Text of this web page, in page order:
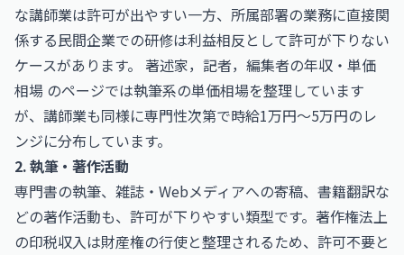
な講師業は許可が出やすい一方、所属部署の業務に直接関
係する民間企業での研修は利益相反として許可が下りない
ケースがあります。 著述家，記者，編集者の年収・単価
相場 のページでは執筆系の単価相場を整理しています
が、講師業も同様に専門性次第で時給1万円〜5万円のレ
ンジに分布しています。
2. 執筆・著作活動
専門書の執筆、雑誌・Webメディアへの寄稿、書籍翻訳な
どの著作活動も、許可が下りやすい類型です。著作権法上
の印税収入は財産権の行使と整理されるため、許可不要と